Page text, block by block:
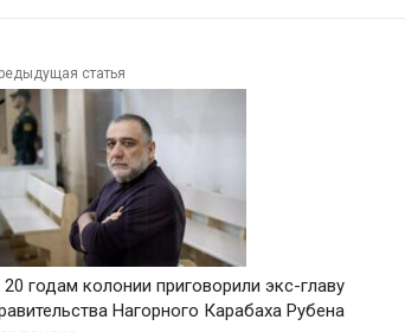
статья
20 годам колонии приговорили экс-главу
Нагорного Карабаха Рубена